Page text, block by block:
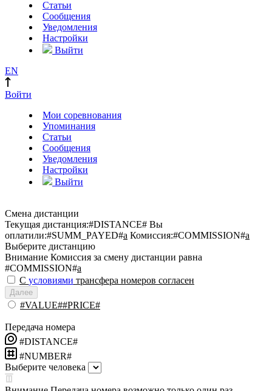
Статьи
Сообщения
Уведомления
Настройки
Выйти
EN
Войти
Мои соревнования
Упоминания
Статьи
Сообщения
Уведомления
Настройки
Выйти
Смена дистанции
Текущая дистанция:#DISTANCE# Вы
оплатили:#SUMM_PAYED#a Комиссия:#COMMISSION#a
Выберите дистанцию
Внимание Комиссия за смену дистанции равна
#COMMISSION#a
С условиями трансфера номеров согласен
Далее
#VALUE##PRICE#
Передача номера
#DISTANCE#
#NUMBER#
Выберите человека